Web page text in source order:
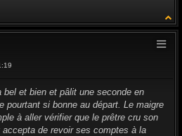
et bien et pâlit une seconde en
pourtant si bonne au départ. Le maigre
à aller vérifier que le prêtre cru son
de revoir ses comptes à la